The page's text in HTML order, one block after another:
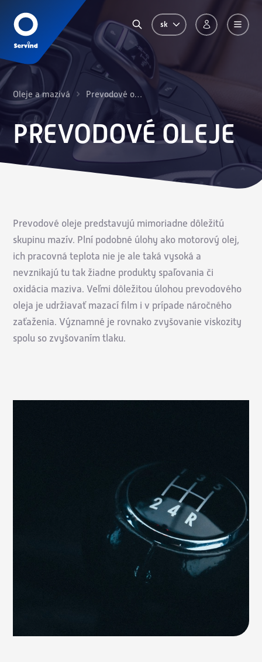
sk
Oleje a mazivá Prevodové oleje
PREVODOVÉ OLEJE
Prevodové oleje predstavujú mimoriadne dôležitú
skupinu mazív. Plní podobné úlohy ako motorový olej,
ich pracovná teplota nie je ale taká vysoká a
nevznikajú tu tak žiadne produkty spaľovania či
oxidácia maziva. Veľmi dôležitou úlohou prevodového
oleja je udržiavať mazací film i v prípade náročného
zaťaženia. Významné je rovnako zvyšovanie viskozity
spolu so zvyšovaním tlaku.